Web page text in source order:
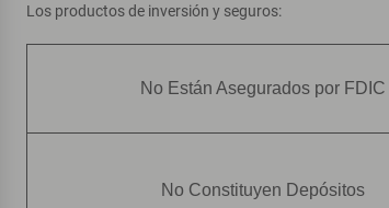
Los productos de inversión y seguros:
No Están Asegurados por FDIC
No Constituyen Depósitos